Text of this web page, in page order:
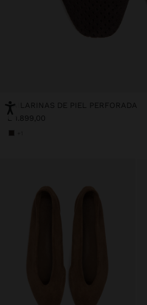
BAILARINAS DE PIEL PERFORADA
L 1.899,00